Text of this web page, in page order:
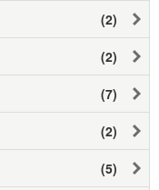
(2)
(2)
(7)
(2)
(5)